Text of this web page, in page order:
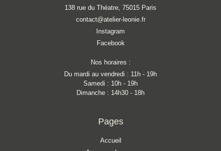
138 rue du Théatre, 75015 Paris
contact@atelier-leonie.fr
Instagram
Facebook
Nos horaires :
Du mardi au vendredi : 11h - 19h
Samedi : 10h - 19h
Dimanche : 14h30 - 18h
Pages
Accueil